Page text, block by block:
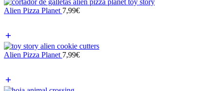
Alien Pizza Planet 7,99€
Alien Pizza Planet 7,99€